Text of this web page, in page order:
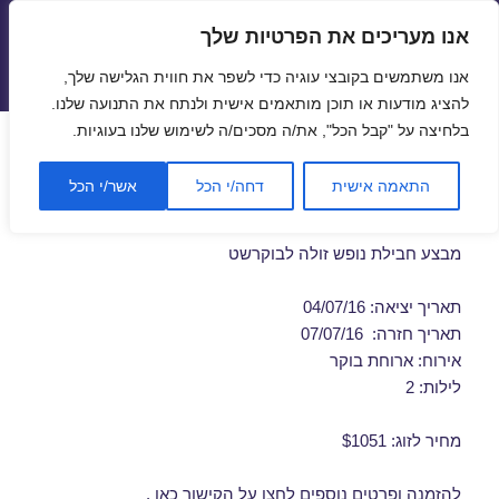
אנו מעריכים את הפרטיות שלך
אנו משתמשים בקובצי עוגיה כדי לשפר את חווית הגלישה שלך,
להציג מודעות או תוכן מותאמים אישית ולנתח את התנועה שלנו.
בלחיצה על "קבל הכל", את/ה מסכים/ה לשימוש שלנו בעוגיות.
התאמה אישית דחה/י הכל אשר/י הכל
תפריטים
ווידג'טים
חבילות נופש לבוקרשט ביולי
04/07/2016
מבצע חבילת נופש זולה לבוקרשט
תאריך יציאה: 04/07/16
תאריך חזרה: 07/07/16
אירוח: ארוחת בוקר
לילות: 2
מחיר לזוג: $1051
להזמנה ופרטים נוספים לחצו על הקישור כאן .